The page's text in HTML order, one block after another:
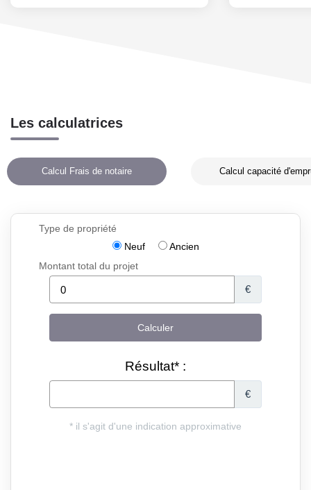
Les calculatrices
Calcul Frais de notaire Calcul capacité